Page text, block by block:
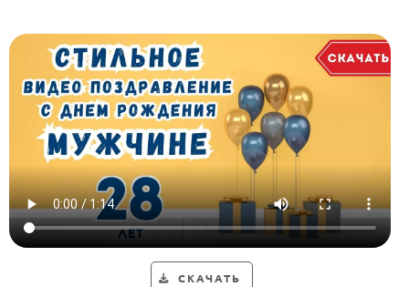
Открытки
Стихи и тексты
ПРАЗДНИКИ
С Днем рождения
Юбилей
Свадьба
Годовщина свадьбы
Календарь праздников
ОТЗЫВЫ
СКАЧАТЬ